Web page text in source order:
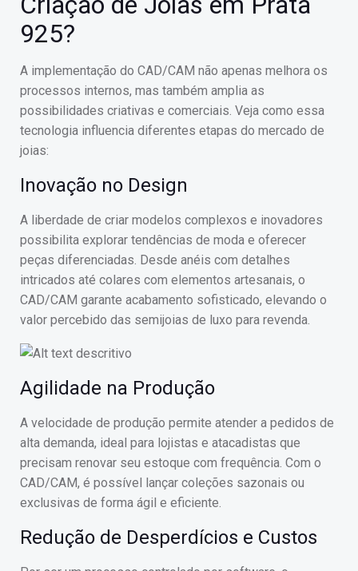
925?
A implementação do CAD/CAM não apenas melhora os
processos internos, mas também amplia as
possibilidades criativas e comerciais. Veja como essa
tecnologia influencia diferentes etapas do mercado de
joias:
Inovação no Design
A liberdade de criar modelos complexos e inovadores
possibilita explorar tendências de moda e oferecer
peças diferenciadas. Desde anéis com detalhes
intricados até colares com elementos artesanais, o
CAD/CAM garante acabamento sofisticado, elevando o
valor percebido das semijoias de luxo para revenda.
Agilidade na Produção
A velocidade de produção permite atender a pedidos de
alta demanda, ideal para lojistas e atacadistas que
precisam renovar seu estoque com frequência. Com o
CAD/CAM, é possível lançar coleções sazonais ou
exclusivas de forma ágil e eficiente.
Redução de Desperdícios e Custos